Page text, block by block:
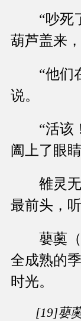
“吵死了
葫芦盖来
“他们在
说。
“活该！
阖上了眼
雒灵无
最前头，
蘡薁（
全成熟的
时光。
[19]蘡